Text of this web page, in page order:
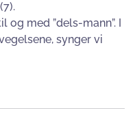
og med ”dels-mann”. I
synger vi